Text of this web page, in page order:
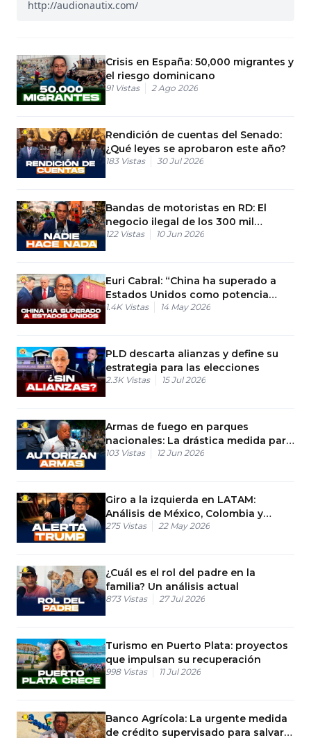
http://audionautix.com/
Crisis en España: 50,000 migrantes y
el riesgo dominicano
91 Vistas 2 Ago 2026
Rendición de cuentas del Senado:
¿Qué leyes se aprobaron este año?
183 Vistas 30 Jul 2026
Bandas de motoristas en RD: El
negocio ilegal de los 300 mil
seguidores
122 Vistas 10 Jun 2026
Euri Cabral: “China ha superado a
Estados Unidos como potencia
comercial”
1.4K Vistas 14 May 2026
PLD descarta alianzas y define su
estrategia para las elecciones
2.3K Vistas 15 Jul 2026
Armas de fuego en parques
nacionales: La drástica medida para
frenar las mafias en RD
103 Vistas 12 Jun 2026
Giro a la izquierda en LATAM:
Análisis de México, Colombia y
Bolivia
275 Vistas 22 May 2026
¿Cuál es el rol del padre en la
familia? Un análisis actual
873 Vistas 27 Jul 2026
Turismo en Puerto Plata: proyectos
que impulsan su recuperación
998 Vistas 11 Jul 2026
Banco Agrícola: La urgente medida
de crédito supervisado para salvar